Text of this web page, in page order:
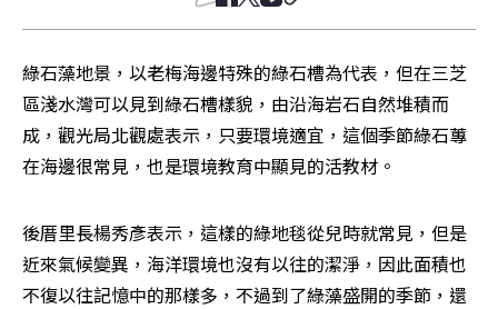
綠石藻地景，以老梅海邊特殊的綠石槽為代表，但在三芝
區淺水灣可以見到綠石槽樣貌，由沿海岩石自然堆積而
成，觀光局北觀處表示，只要環境適宜，這個季節綠石蓴
在海邊很常見，也是環境教育中顯見的活教材。
後厝里長楊秀彥表示，這樣的綠地毯從兒時就常見，但是
近來氣候變異，海洋環境也沒有以往的潔淨，因此面積也
不復以往記憶中的那樣多，不過到了綠藻盛開的季節，還